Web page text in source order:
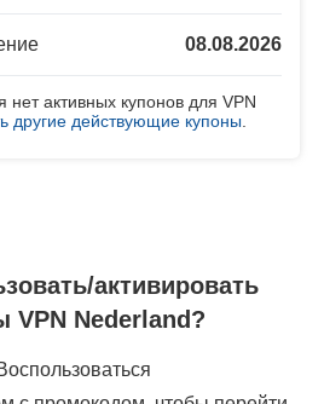
08.08.2026
активных купонов для VPN
другие действующие купоны
активировать
VPN Nederland?